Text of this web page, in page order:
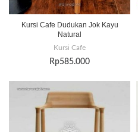
Kursi Cafe Dudukan Jok Kayu
Natural
Kursi Cafe
Rp585.000